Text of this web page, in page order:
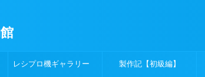
レシプロ機ギャラリー 製作記【初級編】